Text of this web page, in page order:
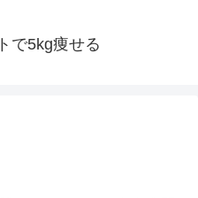
で5kg痩せる